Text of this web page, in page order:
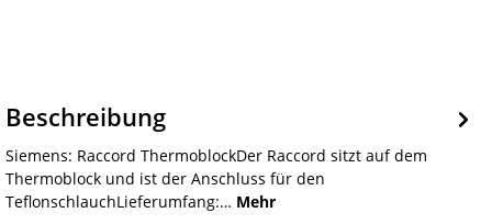
Beschreibung
Siemens: Raccord ThermoblockDer Raccord sitzt auf dem
Thermoblock und ist der Anschluss für den
TeflonschlauchLieferumfang:… Mehr